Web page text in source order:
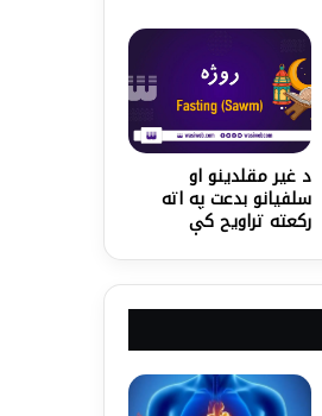
د غیر مقلدینو او
سلفیانو بدعت په اته
رکعته تراویح کې